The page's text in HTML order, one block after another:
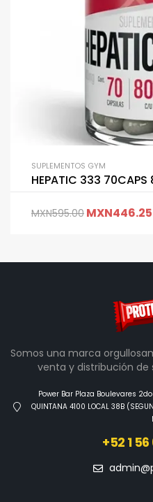
SUPLEMENTOS GYM
HEPATIC 333 70CAPS
MXN595.00 MXN446.25
Somos una marca
venta y distribución de
Power Bar Plaza Boulevares
QUINTANA 4100 LOCAL 38B
+52 1